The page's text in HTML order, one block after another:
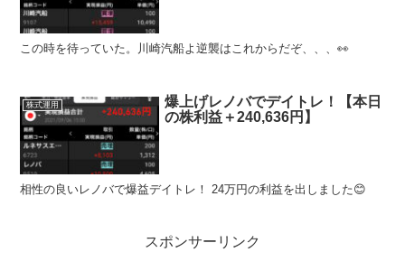
この時を待っていた。川崎汽船よ逆襲はこれからだぞ、、、👀
株式運用
爆上げレノバでデイトレ！【本日
の株利益＋240,636円】
相性の良いレノバで爆益デイトレ！ 24万円の利益を出しました😊
スポンサーリンク